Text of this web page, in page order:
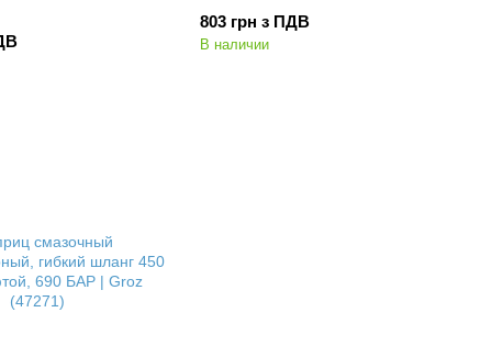
803 грн з ПДВ
В наличии